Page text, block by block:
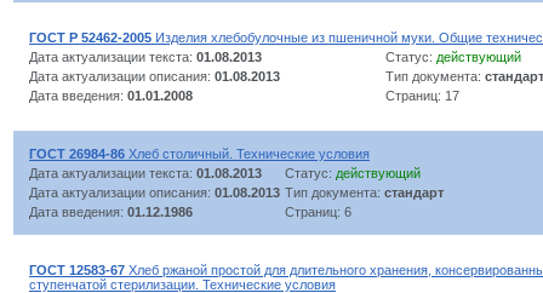
ГОСТ Р 52462-2005 Изделия хлебобулочные из пшеничной муки. Общие
Дата актуализации текста: 01.08.2013 Статус: действующий
Дата актуализации описания: 01.08.2013 Тип документа: стандарт
Дата введения: 01.01.2008 Страниц: 17
ГОСТ 26984-86 Хлеб столичный. Технические условия
Дата актуализации текста: 01.08.2013 Статус: действующий
Дата актуализации описания: 01.08.2013 Тип документа: стандарт
Дата введения: 01.12.1986 Страниц: 6
ГОСТ 12583-67 Хлеб ржаной простой для длительного хранения,
ступенчатой стерилизации. Технические условия